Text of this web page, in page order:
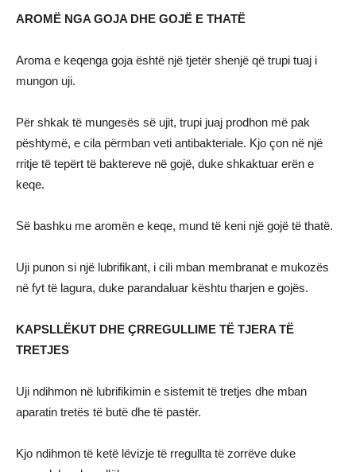
AROMË NGA GOJA DHE GOJË E THATË
Aroma e keqenga goja është një tjetër shenjë që trupi tuaj i
mungon uji.
Për shkak të mungesës së ujit, trupi juaj prodhon më pak
pështymë, e cila përmban veti antibakteriale. Kjo çon në një
rritje të tepërt të baktereve në gojë, duke shkaktuar erën e
keqe.
Së bashku me aromën e keqe, mund të keni një gojë të thatë.
Uji punon si një lubrifikant, i cili mban membranat e mukozës
në fyt të lagura, duke parandaluar kështu tharjen e gojës.
KAPSLLËKUT DHE ÇRREGULLIME TË TJERA TË
TRETJES
Uji ndihmon në lubrifikimin e sistemit të tretjes dhe mban
aparatin tretës të butë dhe të pastër.
Kjo ndihmon të ketë lëvizje të rregullta të zorrëve duke